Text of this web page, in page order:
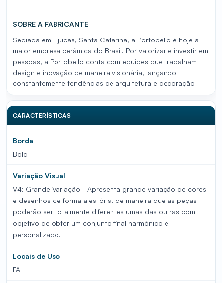
SOBRE A FABRICANTE
Sediada em Tijucas, Santa Catarina, a Portobello é hoje a
maior empresa cerâmica do Brasil. Por valorizar e investir em
pessoas, a Portobello conta com equipes que trabalham
design e inovação de maneira visionária, lançando
constantemente tendências de arquitetura e decoração
CARACTERÍSTICAS
Borda
Bold
Variação Visual
V4: Grande Variação - Apresenta grande variação de cores
e desenhos de forma aleatória, de maneira que as peças
poderão ser totalmente diferentes umas das outras com
objetivo de obter um conjunto final harmônico e
personalizado.
Locais de Uso
FA